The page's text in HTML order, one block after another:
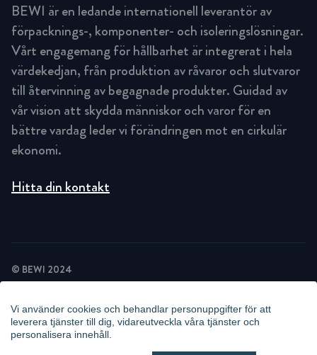
Vi använder cookies och behandlar personuppgifter för att
leverera tjänster till dig, vidareutveckla våra tjänster och
personalisera innehåll.
BEWI är en ledande internationell leverantör av
förpacknings-, komponenter- och isoleringslösningar.
Vårt engagemang för hållbarhet är integrerat i hela
värdekedjan, från produktion av råvaror och slutvaror
till återvinning av begagnade produkter. Guidad av
vår vision att skydda människor och varor för en
bättre vardag leder vi förändringen mot en cirkulär
ekonomi.
Hitta din kontakt
© BEWI 2024
COOKIEPOLICY
NYHETSBREV INTEGRITETSPOLICY
POLICY VIDEOÖVERVAKNING